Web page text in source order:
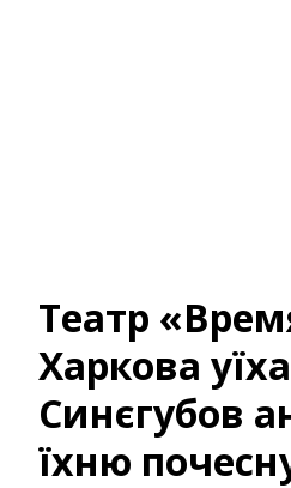
Театр
Харкова
Синєгубов
їхню